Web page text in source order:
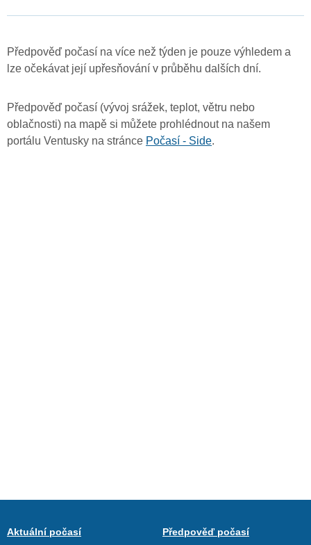
Předpověď počasí na více než týden je pouze výhledem a
lze očekávat její upřesňování v průběhu dalších dní.
Předpověď počasí (vývoj srážek, teplot, větru nebo
oblačnosti) na mapě si můžete prohlédnout na našem
portálu Ventusky na stránce Počasí - Side.
Aktuální počasí
Předpověď počasí